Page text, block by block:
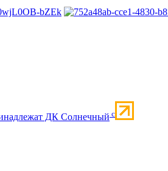
ДК Солнечный c